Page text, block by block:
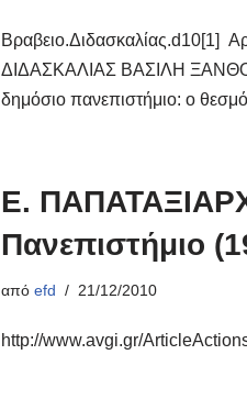
Βραβειο.Διδασκαλίας.d10[1]
ΔΙΔΑΣΚΑΛΙΑΣ ΒΑΣΙΛΗ
δημόσιο πανεπιστήμιο: ο
Ε.
Πανεπιστήμιο
απόefd 21/12/2010
http://www.avgi.gr/